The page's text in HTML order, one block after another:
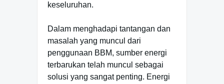
keseluruhan.
Dalam menghadapi tantangan dan
masalah yang muncul dari
penggunaan BBM, sumber energi
terbarukan telah muncul sebagai
solusi yang sangat penting. Energi